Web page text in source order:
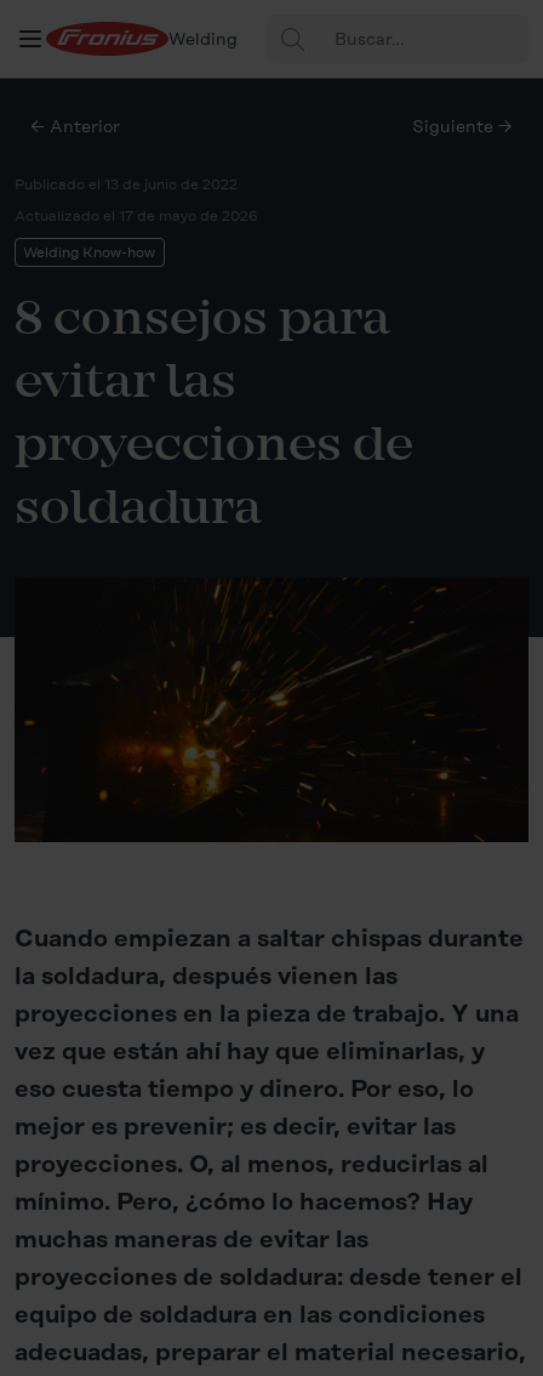
Welding Buscar:
← Anterior Siguiente →
Publicado el 13 de junio de 2022
Actualizado el 17 de mayo de 2026
Welding Know-how
8 consejos para
evitar las
proyecciones de
soldadura
Cuando empiezan a saltar chispas durante
la soldadura, después vienen las
proyecciones en la pieza de trabajo. Y una
vez que están ahí hay que eliminarlas, y
eso cuesta tiempo y dinero. Por eso, lo
mejor es prevenir; es decir, evitar las
proyecciones. O, al menos, reducirlas al
mínimo. Pero, ¿cómo lo hacemos? Hay
muchas maneras de evitar las
proyecciones de soldadura: desde tener el
equipo de soldadura en las condiciones
adecuadas, preparar el material necesario,